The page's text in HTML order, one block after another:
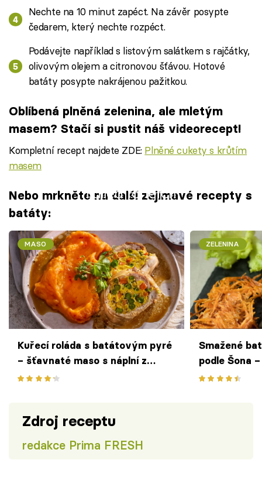
Nechte na 10 minut zapéct. Na závěr posypte
čedarem, který nechte rozpéct.
Podávejte například s listovým salátkem s rajčátky,
olivovým olejem a citronovou šťávou. Hotové
batáty posypte nakrájenou pažitkou.
Oblíbená plněná zelenina, ale mletým
masem? Stačí si pustit náš videorecept!
Kompletní recept najdete ZDE: Plněné cukety s krůtím
masem
Failed to fetch
Nebo mrkněte na další zajímavé recepty s
batáty:
MASO
Kuřecí roláda s batátovým pyré
– šťavnaté maso s náplní z
míchaných vajec a barevné
ZELENINA
Smažené
podle Šona
alternativa
Zdroj receptu
redakce Prima FRESH